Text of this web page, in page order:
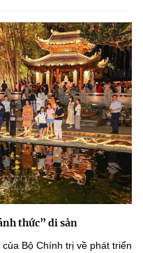
thức” di sản
Bộ Chính trị về phát triển